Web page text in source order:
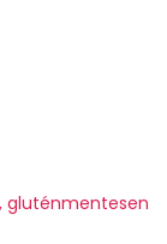
gluténmentesen